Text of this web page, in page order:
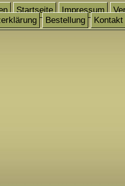
Startseite Impressum
Bestellung Kontakt